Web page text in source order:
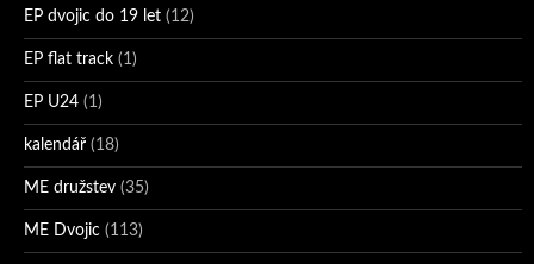
EP dvojic do 19 let (12)
EP flat track (1)
EP U24 (1)
kalendář (18)
ME družstev (35)
ME Dvojic (113)